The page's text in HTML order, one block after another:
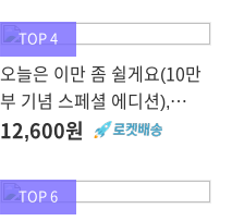
TOP 4
오늘은 이만 좀 쉴게요(10만
부 기념 스페셜 에디션),
스튜디오오드리
12,600원
TOP 6